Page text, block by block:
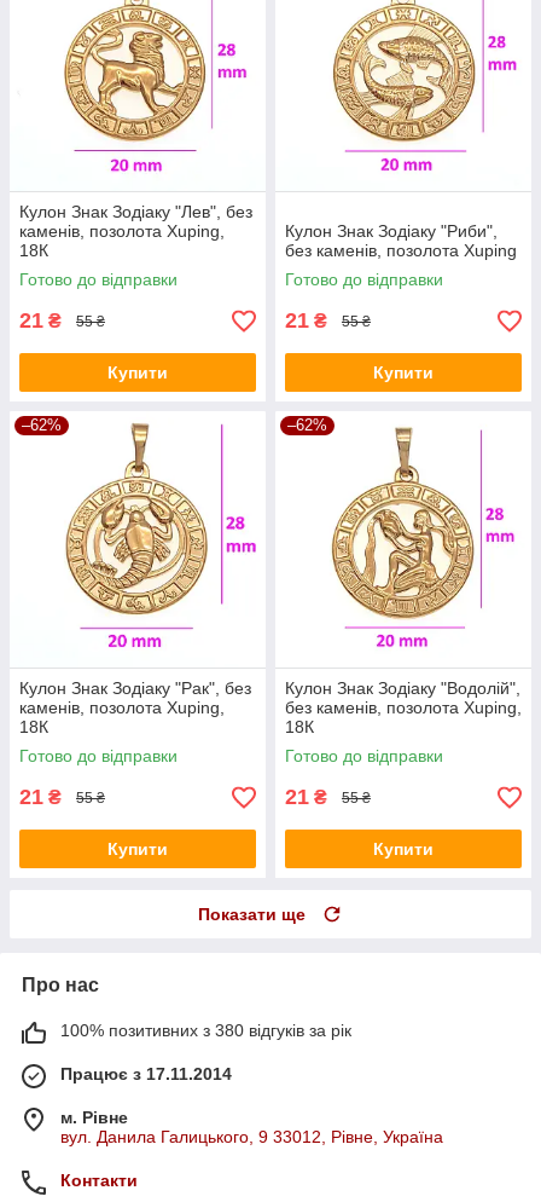
Кулон Знак Зодіаку "Лев", без
каменів, позолота Xuping,
18К
Готово до відправки
21 ₴ 55 ₴
Купити
Кулон Знак Зодіаку "Риби",
без каменів, позолота Xuping
Готово до відправки
21 ₴ 55 ₴
Купити
–62%
Кулон Знак Зодіаку "Рак", без
каменів, позолота Xuping,
18К
Готово до відправки
21 ₴ 55 ₴
Купити
–62%
Кулон Знак Зодіаку "Водолій",
без каменів, позолота Xuping,
18К
Готово до відправки
21 ₴ 55 ₴
Купити
Показати ще
Про нас
100% позитивних з 380 відгуків за рік
Працює з 17.11.2014
м. Рівне
вул. Данила Галицького, 9 33012, Рівне, Україна
Контакти